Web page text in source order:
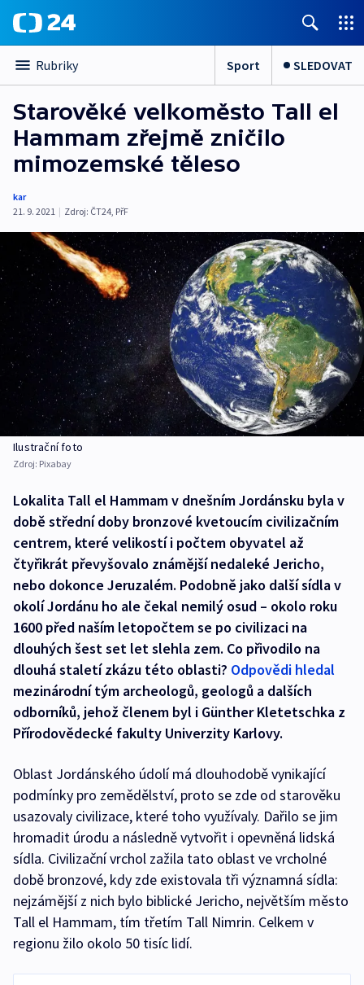
Rubriky Sport SLEDOVAT
Starověké velkoměsto Tall el
Hammam zřejmě zničilo
mimozemské těleso
kar
21. 9. 2021 | Zdroj: ČT24, PřF
Ilustrační foto
Zdroj: Pixabay
Lokalita Tall el Hammam v dnešním Jordánsku byla v
době střední doby bronzové kvetoucím civilizačním
centrem, které velikostí i počtem obyvatel až
čtyřikrát převyšovalo známější nedaleké Jericho,
nebo dokonce Jeruzalém. Podobně jako další sídla v
okolí Jordánu ho ale čekal nemilý osud – okolo roku
1600 před naším letopočtem se po civilizaci na
dlouhých šest set let slehla zem. Co přivodilo na
dlouhá staletí zkázu této oblasti? Odpovědi hledal
mezinárodní tým archeologů, geologů a dalších
odborníků, jehož členem byl i Günther Kletetschka z
Přírodovědecké fakulty Univerzity Karlovy.
Oblast Jordánského údolí má dlouhodobě vynikající
podmínky pro zemědělství, proto se zde od starověku
usazovaly civilizace, které toho využívaly. Dařilo se jim
hromadit úrodu a následně vytvořit i opevněná lidská
sídla. Civilizační vrchol zažila tato oblast ve vrcholné
době bronzové, kdy zde existovala tři významná sídla:
nejzámější z nich bylo biblické Jericho, největším město
Tall el Hammam, tím třetím Tall Nimrin. Celkem v
regionu žilo okolo 50 tisíc lidí.